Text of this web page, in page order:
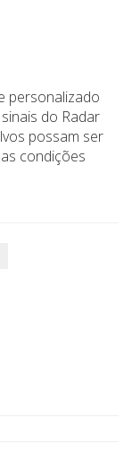
personalizado
do Radar
possam ser
condições